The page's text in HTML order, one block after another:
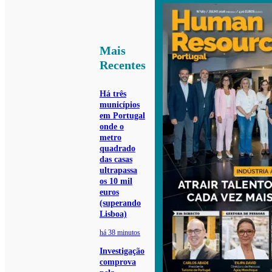
Mais
Recentes
Há três
municípios
em Portugal
onde o
metro
quadrado
das casas
ultrapassa
os 10 mil
euros
(superando
Lisboa)
há 38 minutos
Investigação
comprova